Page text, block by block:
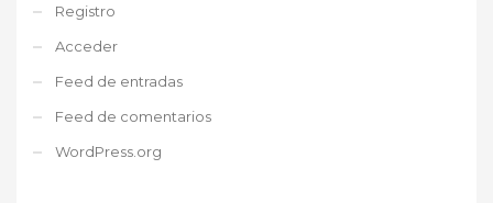
Registro
Acceder
Feed de entradas
Feed de comentarios
WordPress.org